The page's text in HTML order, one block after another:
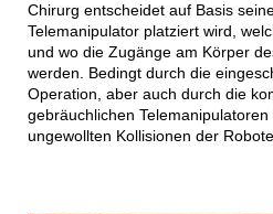
Chirurg entscheidet auf Basis
Telemanipulator platziert wird,
und wo die Zugänge am Körper
werden. Bedingt durch die
Operation, aber auch durch die
gebräuchlichen
ungewollten Kollisionen der